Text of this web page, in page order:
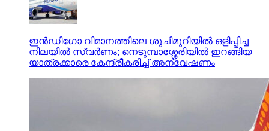
ഇന്‍ഡിഗോ വിമാനത്തിലെ ശുചിമുറിയില്‍ ഒളിപ്പിച്ച
നിലയില്‍ സ്വര്‍ണം; നെടുമ്പാശ്ശേരിയില്‍ ഇറങ്ങിയ
യാത്രക്കാരെ കേന്ദ്രീകരിച്ച് അന്വേഷണം